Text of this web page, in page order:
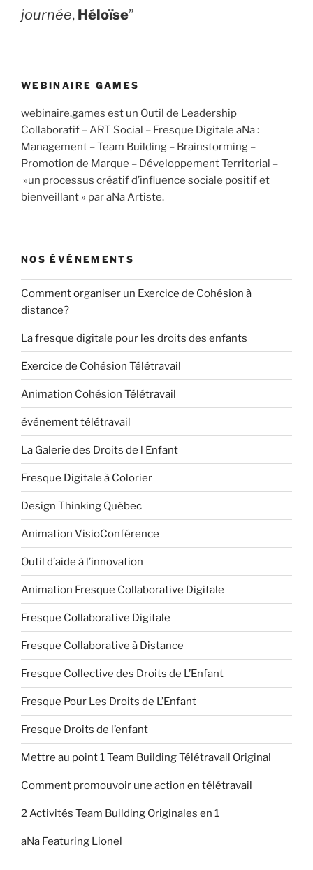
journée, Héloïse”
WEBINAIRE GAMES
webinaire.games est un Outil de Leadership
Collaboratif – ART Social – Fresque Digitale aNa :
Management – Team Building – Brainstorming –
Promotion de Marque – Développement Territorial –
»un processus créatif d’influence sociale positif et
bienveillant » par aNa Artiste.
NOS ÉVÉNEMENTS
Comment organiser un Exercice de Cohésion à
distance?
La fresque digitale pour les droits des enfants
Exercice de Cohésion Télétravail
Animation Cohésion Télétravail
événement télétravail
La Galerie des Droits de l Enfant
Fresque Digitale à Colorier
Design Thinking Québec
Animation VisioConférence
Outil d’aide à l’innovation
Animation Fresque Collaborative Digitale
Fresque Collaborative Digitale
Fresque Collaborative à Distance
Fresque Collective des Droits de L’Enfant
Fresque Pour Les Droits de L’Enfant
Fresque Droits de l’enfant
Mettre au point 1 Team Building Télétravail Original
Comment promouvoir une action en télétravail
2 Activités Team Building Originales en 1
aNa Featuring Lionel